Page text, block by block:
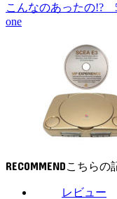
こんなのあったの!?
one
RECOMMEND
レビュー